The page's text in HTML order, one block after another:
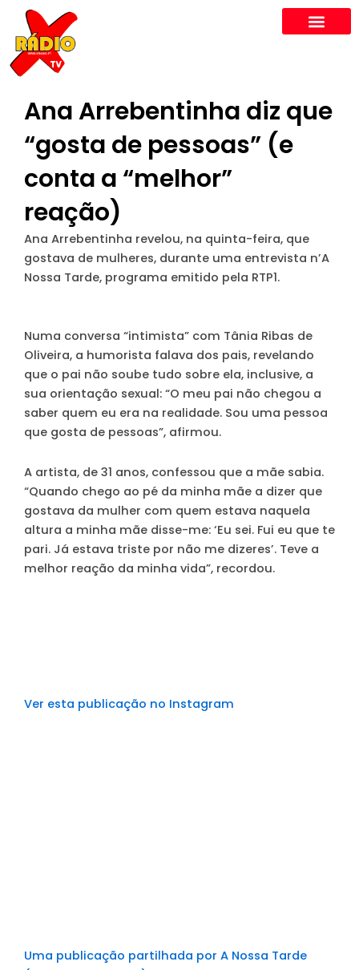
content
Ana Arrebentinha diz que
“gosta de pessoas” (e
conta a “melhor”
reação)
Ana Arrebentinha revelou, na quinta-feira, que
gostava de mulheres, durante uma entrevista n’A
Nossa Tarde, programa emitido pela RTP1.
Numa conversa “intimista” com Tânia Ribas de
Oliveira, a humorista falava dos pais, revelando
que o pai não soube tudo sobre ela, inclusive, a
sua orientação sexual: “O meu pai não chegou a
saber quem eu era na realidade. Sou uma pessoa
que gosta de pessoas”, afirmou.
A artista, de 31 anos, confessou que a mãe sabia.
“Quando chego ao pé da minha mãe a dizer que
gostava da mulher com quem estava naquela
altura a minha mãe disse-me: ‘Eu sei. Fui eu que te
pari. Já estava triste por não me dizeres’. Teve a
melhor reação da minha vida”, recordou.
Ver esta publicação no Instagram
Uma publicação partilhada por A Nossa Tarde